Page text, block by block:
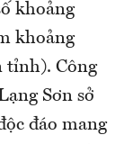
khoảng
khoảng
tỉnh). Công
Sơn sở
đáo mang